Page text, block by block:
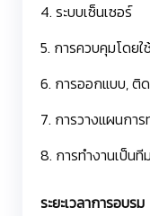
4. ระบบเซ็นเซอร์
5. การควบคุมโดยใ
6. การออกแบบ, ติ
7. การวางแผนกา
8. การทำงานเป็นที
ระยะเวลาการอบรม